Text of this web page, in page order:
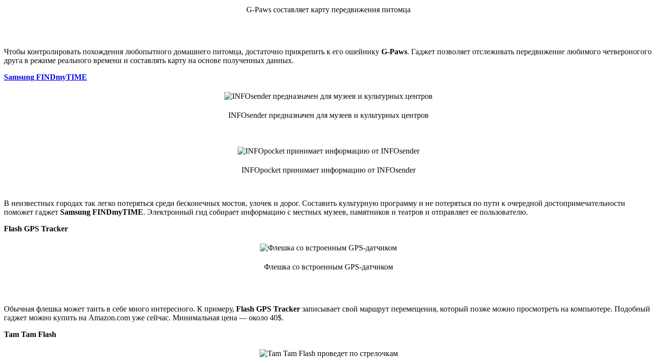
G-Paws составляет карту передвижения питомца
Чтобы контролировать похождения любопытного домашнего питомца, достаточно прикрепить к его ошейнику G-Paws. Гаджет позволяет отслеживать передвижение любимого четвероногого
друга в режиме реального времени и составлять карту на основе полученных данных.
Samsung FINDmyTIME
INFOsender предназначен для музеев и культурных центров
INFOpocket принимает информацию от INFOsender
В неизвестных городах так легко потеряться среди бесконечных мостов, улочек и дорог. Составить культурную программу и не потеряться по пути к очередной достопримечательности
поможет гаджет Samsung FINDmyTIME. Электронный гид собирает информацию с местных музеев, памятников и театров и отправляет ее пользователю.
Flash GPS Tracker
Флешка со встроенным GPS-датчиком
Обычная флешка может таить в себе много интересного. К примеру, Flash GPS Tracker записывает свой маршрут перемещения, который позже можно просмотреть на компьютере. Подобный
гаджет можно купить на Amazon.com уже сейчас. Минимальная цена — около 40$.
Tam Tam Flash